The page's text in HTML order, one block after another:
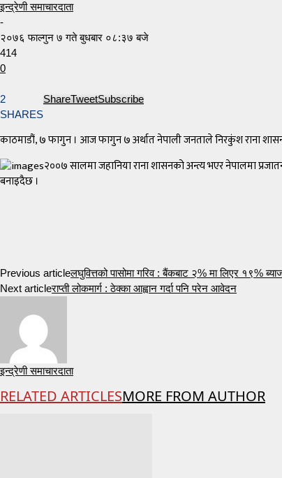
इन्द्रेणी समाचारदाता
-
२०७६ फाल्गुन ७ गते बुधबार ०८:३७ बजे
414
0
2
SHARES
ShareTweetSubscribe
काठमाडौं, ७ फागुन । आज फागुन ७ अर्थात नेपाली जनताले निरकुंश राना
२००७ सालमा जहानिया राना शासनको अन्त्य भएर नेपालमा
बनाइदैछ ।
Previous articleलघुवित्तको पासोमा गरिव : बैंकबाट २% मा लिएर १९%
Next articleराप्ती लोकमार्ग : ठेक्का आह्वान गर्दा पनि परेन आवेदन
इन्द्रेणी समाचारदाता
RELATED ARTICLESMORE FROM AUTHOR